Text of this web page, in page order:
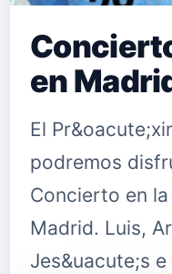
en
El
podremos
Concierto en
Madrid. Luis,
Jes&uacute;s